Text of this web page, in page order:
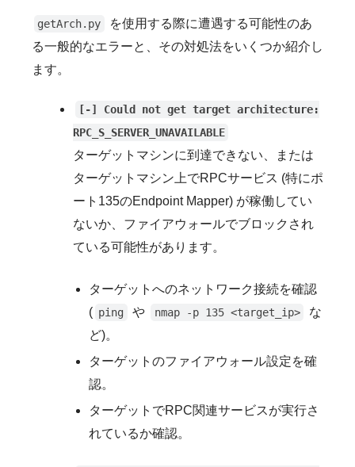
getArch.py
を使用する際に遭遇する可能性のあ
る一般的なエラーと、その対処法をいくつか紹介し
ます。
[-] Could not get target architecture:
RPC_S_SERVER_UNAVAILABLE
ターゲットマシンに到達できない、または
ターゲットマシン上でRPCサービス (特にポ
ート135のEndpoint Mapper) が稼働してい
ないか、ファイアウォールでブロックされ
ている可能性があります。
ターゲットへのネットワーク接続を確認
( ping や nmap -p 135 <target_ip>
な
ど)。
ターゲットのファイアウォール設定を確
認。
ターゲットでRPC関連サービスが実行さ
れているか確認。